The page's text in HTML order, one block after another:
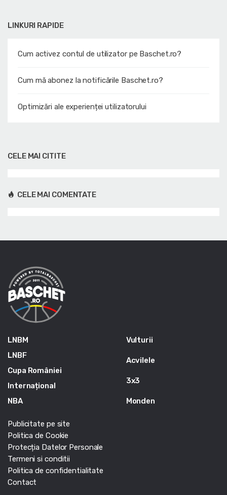
LINKURI RAPIDE
Cum activez contul de utilizator pe Baschet.ro?
Cum mă abonez la notificările Baschet.ro?
Optimizări ale experienței utilizatorului
CELE MAI CITITE
CELE MAI COMENTATE
LNBM
LNBF
Cupa României
Internațional
NBA
Vulturii
Acvilele
3x3
Monden
Publicitate pe site
Politica de Cookie
Protecția Datelor Personale
Termeni si conditii
Politica de confidentialitate
Contact